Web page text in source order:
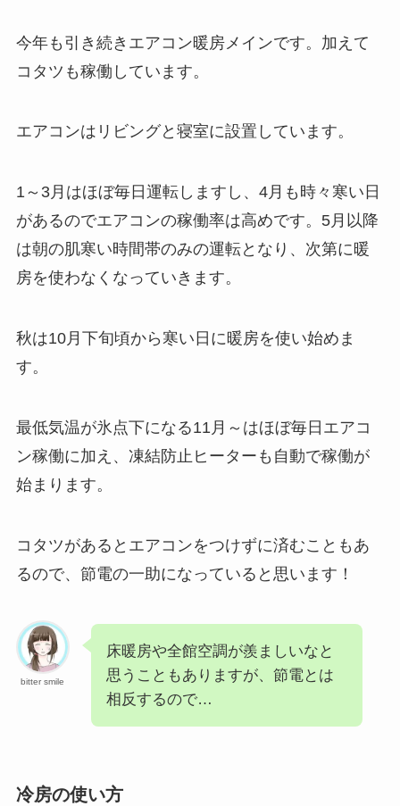
今年も引き続きエアコン暖房メインです。加えて
コタツも稼働しています。
エアコンはリビングと寝室に設置しています。
1～3月はほぼ毎日運転しますし、4月も時々寒い日
があるのでエアコンの稼働率は高めです。5月以降
は朝の肌寒い時間帯のみの運転となり、次第に暖
房を使わなくなっていきます。
秋は10月下旬頃から寒い日に暖房を使い始めま
す。
最低気温が氷点下になる11月～はほぼ毎日エアコ
ン稼働に加え、凍結防止ヒーターも自動で稼働が
始まります。
コタツがあるとエアコンをつけずに済むこともあ
るので、節電の一助になっていると思います！
bitter smile
床暖房や全館空調が羨ましいなと
思うこともありますが、節電とは
相反するので…
冷房の使い方